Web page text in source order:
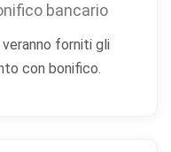
bancario
forniti gli
con bonifico.